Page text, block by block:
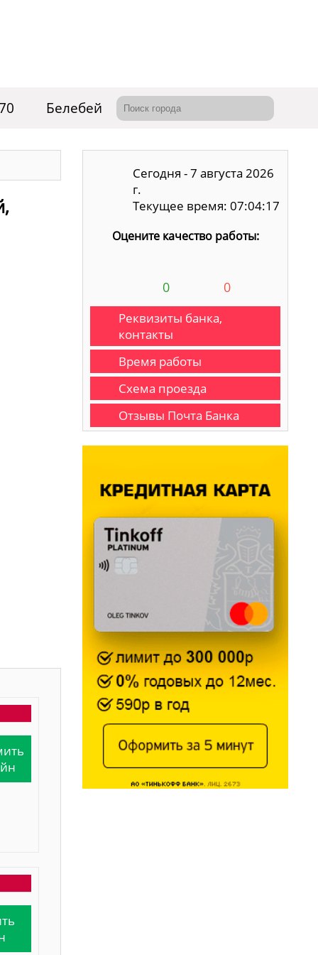
Белебей
Сегодня - 7 августа 2026
г.
Текущее время: 07:04:18
Оцените качество работы:
0 0
Реквизиты банка,
контакты
Время работы
Схема проезда
Отзывы Почта Банка